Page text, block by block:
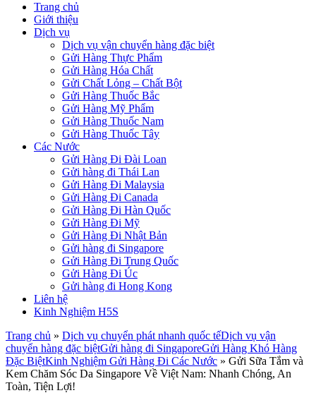
Trang chủ
Giới thiệu
Dịch vụ
Dịch vụ vận chuyển hàng đặc biệt
Gửi Hàng Thực Phẩm
Gửi Hàng Hóa Chất
Gửi Chất Lỏng – Chất Bột
Gửi Hàng Thuốc Bắc
Gửi Hàng Mỹ Phẩm
Gửi Hàng Thuốc Nam
Gửi Hàng Thuốc Tây
Các Nước
Gửi Hàng Đi Đài Loan
Gửi hàng đi Thái Lan
Gửi Hàng Đi Malaysia
Gửi Hàng Đi Canada
Gửi Hàng Đi Hàn Quốc
Gửi Hàng Đi Mỹ
Gửi Hàng Đi Nhật Bản
Gửi hàng đi Singapore
Gửi Hàng Đi Trung Quốc
Gửi Hàng Đi Úc
Gửi hàng đi Hong Kong
Liên hệ
Kinh Nghiệm H5S
Trang chủ » Dịch vụ chuyển phát nhanh quốc tếDịch vụ vận
chuyển hàng đặc biệtGửi hàng đi SingaporeGửi Hàng Khó Hàng
Đặc BiệtKinh Nghiệm Gửi Hàng Đi Các Nước » Gửi Sữa Tắm và
Kem Chăm Sóc Da Singapore Về Việt Nam: Nhanh Chóng, An
Toàn, Tiện Lợi!